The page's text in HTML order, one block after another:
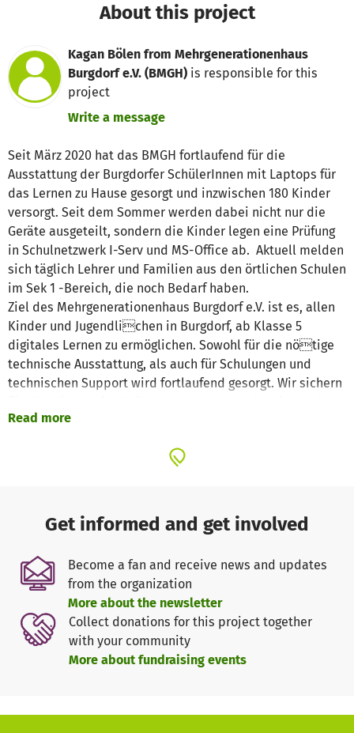
About this project
Kagan Bölen from Mehrgenerationenhaus
Burgdorf e.V. (BMGH) is responsible for this
project
Write a message
Seit März 2020 hat das BMGH fortlaufend für die
Ausstattung der Burgdorfer SchülerInnen mit Laptops für
das Lernen zu Hause gesorgt und inzwischen 180 Kinder
versorgt. Seit dem Sommer werden dabei nicht nur die
Geräte ausgeteilt, sondern die Kinder legen eine Prüfung
in Schulnetzwerk I-Serv und MS-Office ab. Aktuell melden
sich täglich Lehrer und Familien aus den örtlichen Schulen
im Sek 1 -Bereich, die noch Bedarf haben.
Ziel des Mehrgenerationenhaus Burgdorf e.V. ist es, allen
Kinder und Jugendlichen in Burgdorf, ab Klasse 5
digitales Lernen zu ermöglichen. Sowohl für die nötige
technische Ausstattung, als auch für Schulungen und
technischen Support wird fortlaufend gesorgt. Wir sichern
damit die Bildungschance.
Aufgabe sind dem BMGH sehr willkommen.
ökologisch, als auch ökonomisch in besonderem Maße
effizient.
Read more
Get informed and get involved
Become a fan and receive news and updates
from the organization
More about the newsletter
Collect donations for this project together
with your community
More about fundraising events